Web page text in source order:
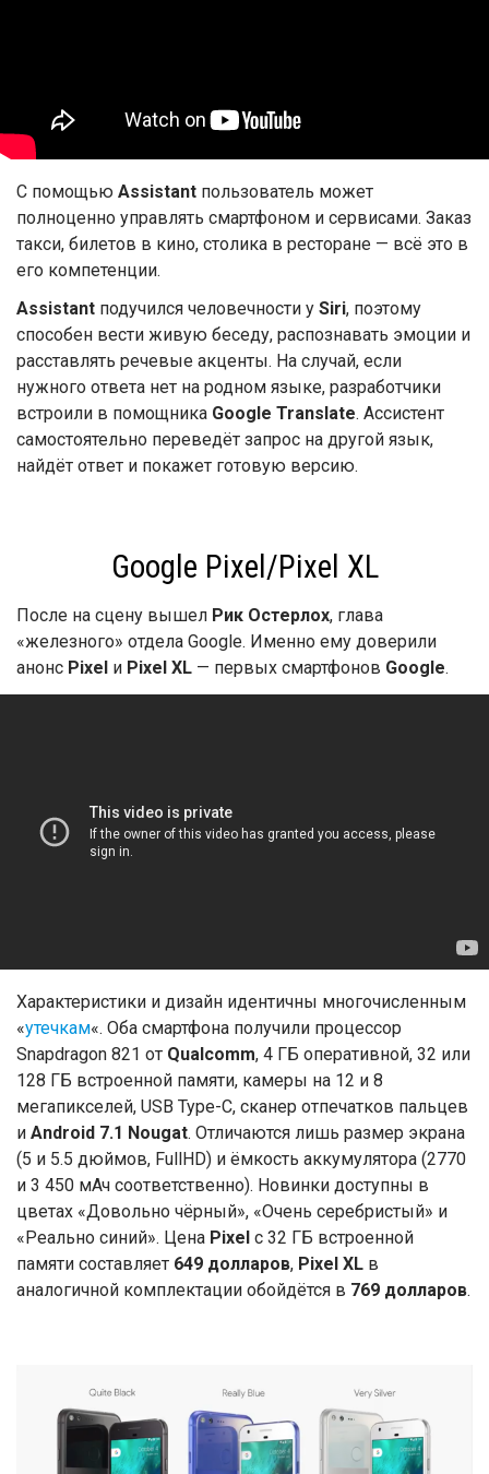
С помощью Assistant пользователь может
полноценно управлять смартфоном и сервисами. Заказ
такси, билетов в кино, столика в ресторане — всё это в
его компетенции.
Assistant подучился человечности у Siri, поэтому
способен вести живую беседу, распознавать эмоции и
расставлять речевые акценты. На случай, если
нужного ответа нет на родном языке, разработчики
встроили в помощника Google Translate. Ассистент
самостоятельно переведёт запрос на другой язык,
найдёт ответ и покажет готовую версию.
Google Pixel/Pixel XL
После на сцену вышел Рик Остерлох, глава
«железного» отдела Google. Именно ему доверили
анонс Pixel и Pixel XL — первых смартфонов Google.
Характеристики и дизайн идентичны многочисленным
«утечкам«. Оба смартфона получили процессор
Snapdragon 821 от Qualcomm, 4 ГБ оперативной, 32 или
128 ГБ встроенной памяти, камеры на 12 и 8
мегапикселей, USB Type-C, сканер отпечатков пальцев
и Android 7.1 Nougat. Отличаются лишь размер экрана
(5 и 5.5 дюймов, FullHD) и ёмкость аккумулятора (2770
и 3 450 мАч соответственно). Новинки доступны в
цветах «Довольно чёрный», «Очень серебристый» и
«Реально синий». Цена Pixel с 32 ГБ встроенной
памяти составляет 649 долларов, Pixel XL в
аналогичной комплектации обойдётся в 769 долларов.